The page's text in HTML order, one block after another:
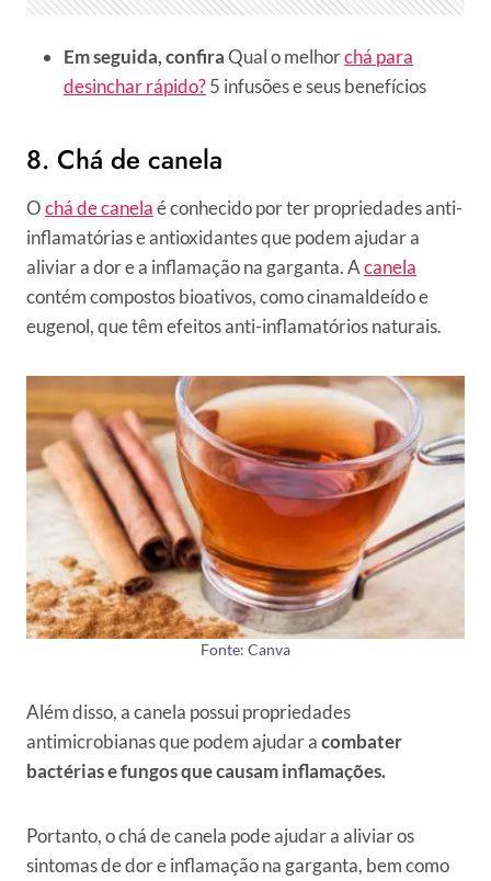
Em seguida, confiraQual o melhorchá para
desinchar rápido?5 infusões e seus benefícios
8. Chá de canela
Ochá de canelaé conhecido por ter propriedades anti-
inflamatórias e antioxidantes que podem ajudar a
aliviar a dor e a inflamação na garganta. Acanela
contém compostos bioativos, como cinamaldeído e
eugenol, que têm efeitos anti-inflamatórios naturais.
Fonte: Canva
Além disso, a canela possui propriedades
antimicrobianas que podem ajudar acombater
bactérias e fungos que causam inflamações.
Portanto, o chá de canela pode ajudar a aliviar os
sintomas de dor e inflamação na garganta, bem como